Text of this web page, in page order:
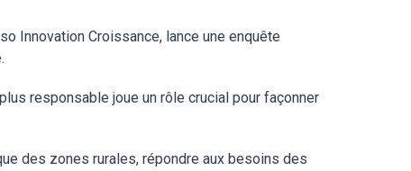
Innovation Croissance, lance une enquête
.
responsable joue un rôle crucial pour façonner
des zones rurales, répondre aux besoins des